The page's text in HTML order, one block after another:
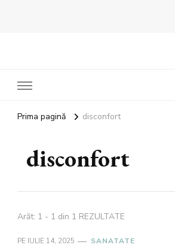
Prima pagină disconfort
disconfort
Arăt: 1 - 1 din 1 REZULTATE
PE IULIE 14, 2025 SANATATE